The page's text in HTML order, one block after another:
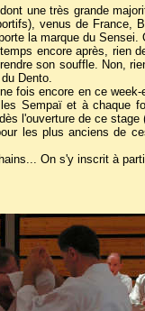
une très grande
venus de France,
la marque du Sensei.
encore après, rien
son souffle. Non,
Dento.
fois encore en ce
Sempaï et à chaque
l'ouverture de ce stage
les plus anciens de
On s'y inscrit à